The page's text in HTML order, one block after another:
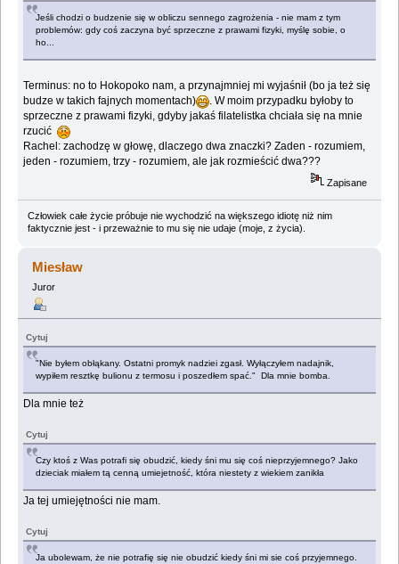
Jeśli chodzi o budzenie się w obliczu sennego zagrożenia - nie mam z tym
problemów: gdy coś zaczyna być sprzeczne z prawami fizyki, myślę sobie, o
ho...
Terminus: no to Hokopoko nam, a przynajmniej mi wyjaśnił (bo ja też się
budze w takich fajnych momentach)
. W moim przypadku byłoby to
sprzeczne z prawami fizyki, gdyby jakaś filatelistka chciała się na mnie
rzucić
Rachel: zachodzę w głowę, dlaczego dwa znaczki? Zaden - rozumiem,
jeden - rozumiem, trzy - rozumiem, ale jak rozmieścić dwa???
Zapisane
Człowiek całe życie próbuje nie wychodzić na większego idiotę niż nim
faktycznie jest - i przeważnie to mu się nie udaje (moje, z życia).
Miesław
Juror
Cytuj
"Nie byłem obłąkany. Ostatni promyk nadziei zgasł. Wyłączyłem nadajnik,
wypiłem resztkę bulionu z termosu i poszedłem spać." Dla mnie bomba.
Dla mnie też
Cytuj
Czy ktoś z Was potrafi się obudzić, kiedy śni mu się coś nieprzyjemnego? Jako
dzieciak miałem tą cenną umiejetność, która niestety z wiekiem zanikła
Ja tej umiejętności nie mam.
Cytuj
Ja ubolewam, że nie potrafię się nie obudzić kiedy śni mi sie coś przyjemnego.